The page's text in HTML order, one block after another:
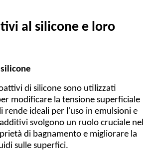
al silicone e loro
di silicone sono utilizzati
modificare la tensione superficiale
rende ideali per l'uso in emulsioni e
svolgono un ruolo cruciale nel
di bagnamento e migliorare la
sulle superfici.